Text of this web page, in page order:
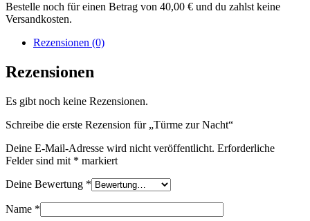
Bestelle noch für einen Betrag von 40,00 € und du zahlst keine
Versandkosten.
Rezensionen (0)
Rezensionen
Es gibt noch keine Rezensionen.
Schreibe die erste Rezension für „Türme zur Nacht“
Deine E-Mail-Adresse wird nicht veröffentlicht. Erforderliche
Felder sind mit * markiert
Deine Bewertung *
Name *